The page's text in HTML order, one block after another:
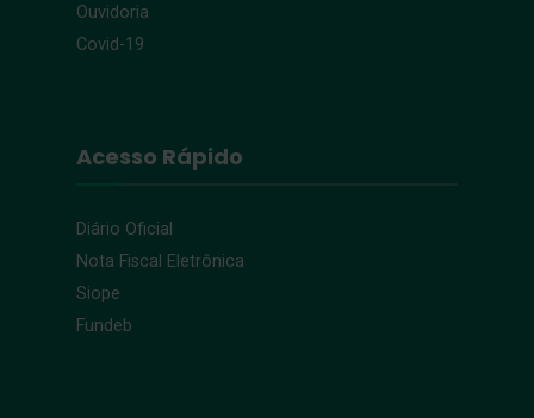
Ouvidoria
Covid-19
Acesso Rápido
Diário Oficial
Nota Fiscal Eletrônica
Siope
Fundeb